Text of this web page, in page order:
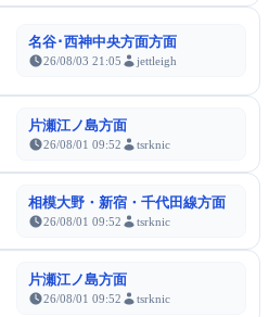
名谷･西神中央方面方面
26/08/03 21:05 jettleigh
片瀬江ノ島方面
26/08/01 09:52 tsrknic
相模大野・新宿・千代田線方面
26/08/01 09:52 tsrknic
片瀬江ノ島方面
26/08/01 09:52 tsrknic